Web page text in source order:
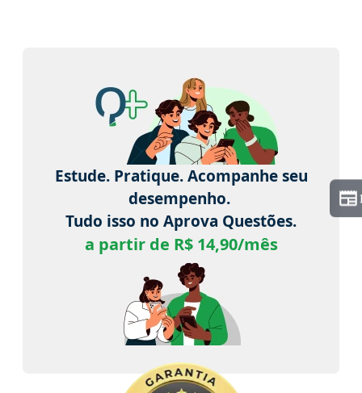
Estude. Pratique. Acompanhe seu
desempenho.
Tudo isso no Aprova Questões.
a partir de R$ 14,90/mês